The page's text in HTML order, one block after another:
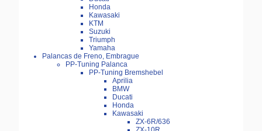
Honda
Kawasaki
KTM
Suzuki
Triumph
Yamaha
Palancas de Freno, Embrague
PP-Tuning Palanca
PP-Tuning Bremshebel
Aprilia
BMW
Ducati
Honda
Kawasaki
ZX-6R/636